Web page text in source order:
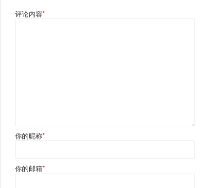
评论内容*
你的昵称*
你的邮箱*